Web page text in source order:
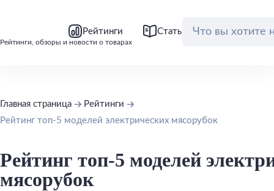
Рейтинги, обзоры и новости о товарах
Рейтинги Статьи Обзоры
Главная страница
Рейтинги
Рейтинг топ-5 моделей электрических мясорубок
Рейтинг топ-5 моделей
мясорубок